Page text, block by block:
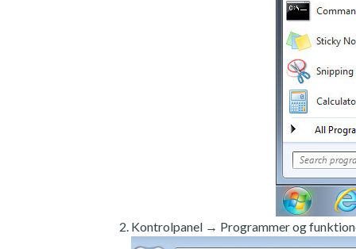
Kontrolpanel → Programmer og